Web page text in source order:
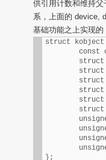
供引用计数和维持父
系，上面的 device,
基础功能之上实现的
struct kobject
const
};